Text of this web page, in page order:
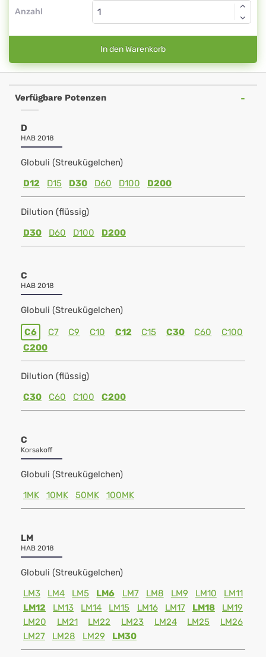
Anzahl
In den Warenkorb
Verfügbare Potenzen
D
HAB 2018
Globuli (Streukügelchen)
D12
D15 D30 D60 D100 D200
Dilution (flüssig)
D30
D60 D100 D200
C
HAB 2018
Globuli (Streukügelchen)
C6 C7 C9 C10 C12 C15 C30 C60
C100
C200
Dilution (flüssig)
C30
C60 C100 C200
C
Korsakoff
Globuli (Streukügelchen)
1MK
10MK 50MK 100MK
LM
HAB 2018
Globuli (Streukügelchen)
LM3
LM4 LM5 LM6 LM7 LM8 LM9 LM10
LM11
LM12
LM13 LM14 LM15 LM16 LM17 LM18
LM19
LM20
LM21 LM22 LM23 LM24 LM25
LM26
LM27
LM28 LM29 LM30